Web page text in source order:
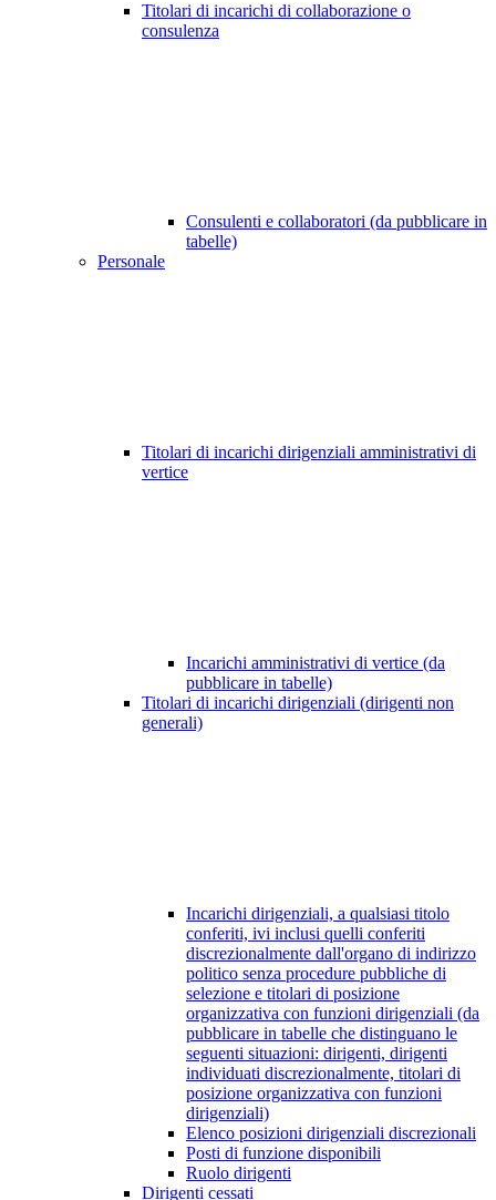
Titolari di incarichi di collaborazione o
consulenza
Consulenti e collaboratori (da pubblicare in
tabelle)
Personale
Titolari di incarichi dirigenziali amministrativi di
vertice
Incarichi amministrativi di vertice (da
pubblicare in tabelle)
Titolari di incarichi dirigenziali (dirigenti non
generali)
Incarichi dirigenziali, a qualsiasi titolo
conferiti, ivi inclusi quelli conferiti
discrezionalmente dall'organo di indirizzo
politico senza procedure pubbliche di
selezione e titolari di posizione
organizzativa con funzioni dirigenziali (da
pubblicare in tabelle che distinguano le
seguenti situazioni: dirigenti, dirigenti
individuati discrezionalmente, titolari di
posizione organizzativa con funzioni
dirigenziali)
Elenco posizioni dirigenziali discrezionali
Posti di funzione disponibili
Ruolo dirigenti
Dirigenti cessati